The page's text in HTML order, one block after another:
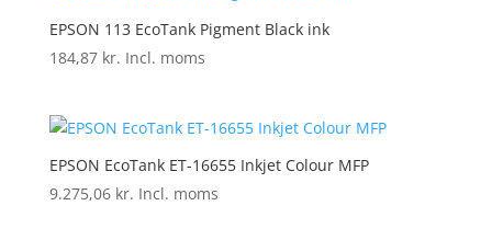
EPSON 113 EcoTank Pigment Black ink
184,87 kr. Incl. moms
EPSON EcoTank ET-16655 Inkjet Colour MFP
9.275,06 kr. Incl. moms